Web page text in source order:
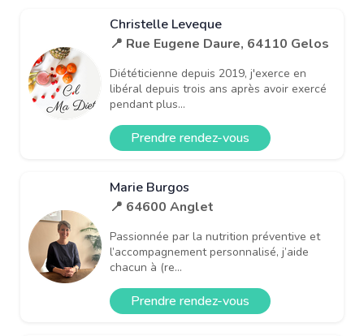
Christelle Leveque
📍 Rue Eugene Daure, 64110 Gelos
Diététicienne depuis 2019, j'exerce en
libéral depuis trois ans après avoir exercé
pendant plus...
Prendre rendez-vous
Marie Burgos
📍 64600 Anglet
Passionnée par la nutrition préventive et
l’accompagnement personnalisé, j’aide
chacun à (re...
Prendre rendez-vous